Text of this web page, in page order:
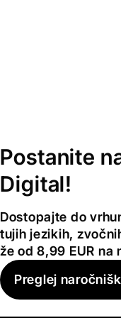
Postanite
Digital!
Dostopajte do
tujih jezikih,
že od 8,99 EUR na
Preglej